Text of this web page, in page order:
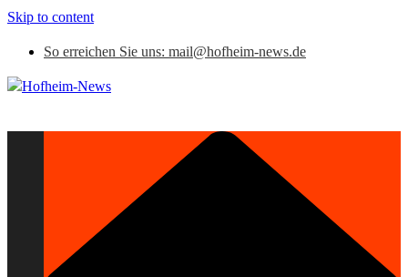
Skip to content
So erreichen Sie uns: mail@hofheim-news.de